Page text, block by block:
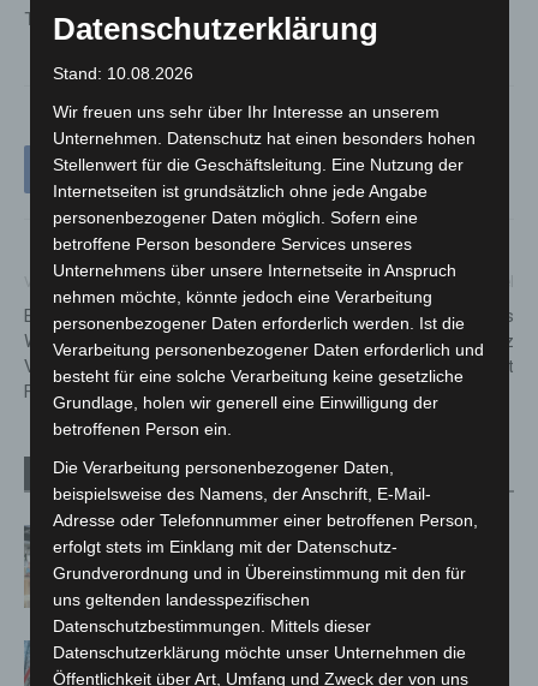
Tommek.
Erneute Verlängerung der
Winterruhe – Corona-
Verordnung gültig bis zum 23.
Februar 2022
Nächster Artikel
Verstöße gegen das
Infektionsschutzgesetz
konsequent geahndet
Verwandte Artikel Mehr vom Autor
Kunst trifft Weingenuss: Barbara-
Susann Mehring zeigt ihre Werke im
Jacques’ Wein-Depot Isernhagen
A2: Zweite Turbobaustelle startet
zwischen Hannover-West und
Datenschutzerklärung
Stand: 10.08.2026
Wir freuen uns sehr über Ihr Interesse an unserem
Unternehmen. Datenschutz hat einen besonders hohen
Stellenwert für die Geschäftsleitung. Eine Nutzung der
Internetseiten ist grundsätzlich ohne jede Angabe
personenbezogener Daten möglich. Sofern eine
betroffene Person besondere Services unseres
Unternehmens über unsere Internetseite in Anspruch
nehmen möchte, könnte jedoch eine Verarbeitung
personenbezogener Daten erforderlich werden. Ist die
Verarbeitung personenbezogener Daten erforderlich und
besteht für eine solche Verarbeitung keine gesetzliche
Grundlage, holen wir generell eine Einwilligung der
betroffenen Person ein.
Die Verarbeitung personenbezogener Daten,
beispielsweise des Namens, der Anschrift, E-Mail-
Adresse oder Telefonnummer einer betroffenen Person,
erfolgt stets im Einklang mit der Datenschutz-
Grundverordnung und in Übereinstimmung mit den für
uns geltenden landesspezifischen
Datenschutzbestimmungen. Mittels dieser
Datenschutzerklärung möchte unser Unternehmen die
Öffentlichkeit über Art, Umfang und Zweck der von uns